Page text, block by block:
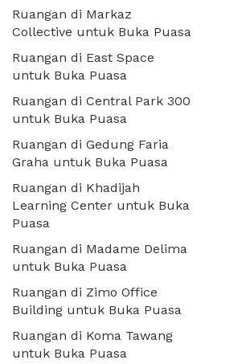
Ruangan di Markaz
Collective untuk Buka Puasa
Ruangan di East Space
untuk Buka Puasa
Ruangan di Central Park 300
untuk Buka Puasa
Ruangan di Gedung Faria
Graha untuk Buka Puasa
Ruangan di Khadijah
Learning Center untuk Buka
Puasa
Ruangan di Madame Delima
untuk Buka Puasa
Ruangan di Zimo Office
Building untuk Buka Puasa
Ruangan di Koma Tawang
untuk Buka Puasa